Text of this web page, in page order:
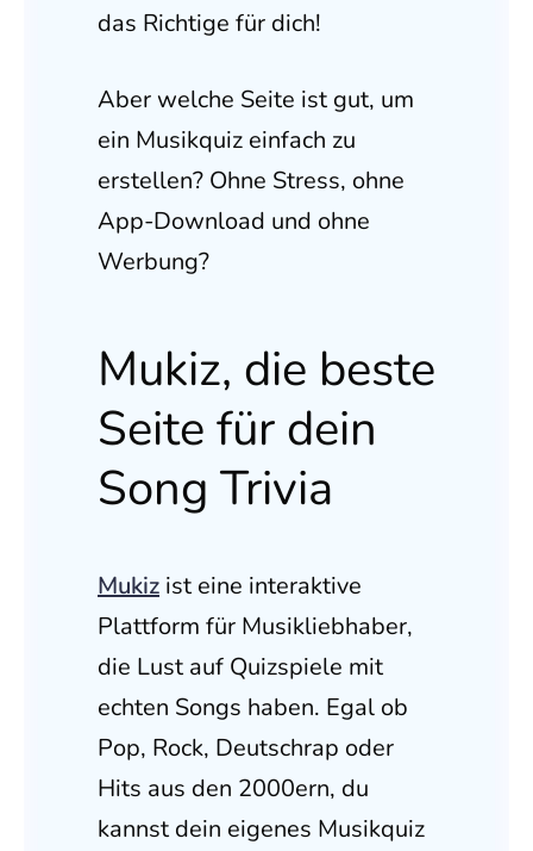
das Richtige für dich!
Aber welche Seite ist gut, um
ein Musikquiz einfach zu
erstellen? Ohne Stress, ohne
App-Download und ohne
Werbung?
Mukiz, die beste
Seite für dein
Song Trivia
Mukiz ist eine interaktive
Plattform für Musikliebhaber,
die Lust auf Quizspiele mit
echten Songs haben. Egal ob
Pop, Rock, Deutschrap oder
Hits aus den 2000ern, du
kannst dein eigenes Musikquiz